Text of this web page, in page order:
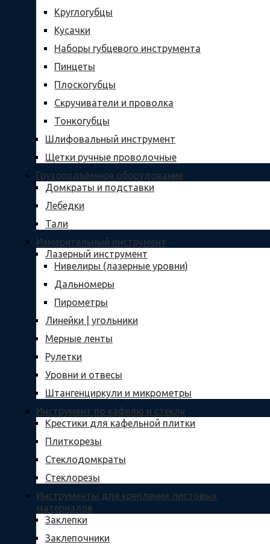
Круглогубцы
Кусачки
Наборы губцевого инструмента
Пинцеты
Плоскогубцы
Скручиватели и проволка
Тонкогубцы
Шлифовальный инструмент
Щетки ручные проволочные
Грузоподъёмное оборудование
Домкраты и подставки
Лебедки
Тали
Измерительный инструмент
Лазерный инструмент
Нивелиры (лазерные уровни)
Дальномеры
Пирометры
Линейки | угольники
Мерные ленты
Рулетки
Уровни и отвесы
Штангенциркули и микрометры
Инструмент по кафелю и стеклу
Крестики для кафельной плитки
Плиткорезы
Стеклодомкраты
Стеклорезы
Инструменты для крепления листовых
материалов
Заклепки
Заклепочники